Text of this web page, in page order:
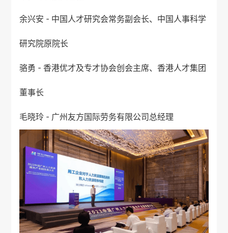
余兴安 - 中国人才研究会常务副会长、中国人事科学
研究院原院长
骆勇 - 香港优才及专才协会创会主席、香港人才集团
董事长
毛晓玲 - 广州友方国际劳务有限公司总经理